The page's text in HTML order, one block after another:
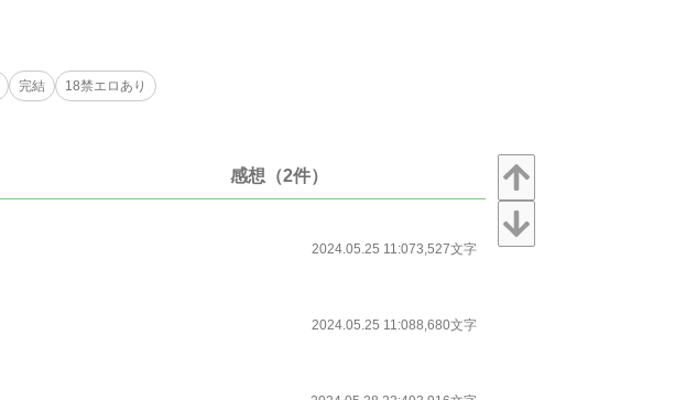
完結 18禁エロあり
感想（2件）
2024.05.25 11:073,527文字
2024.05.25 11:088,680文字